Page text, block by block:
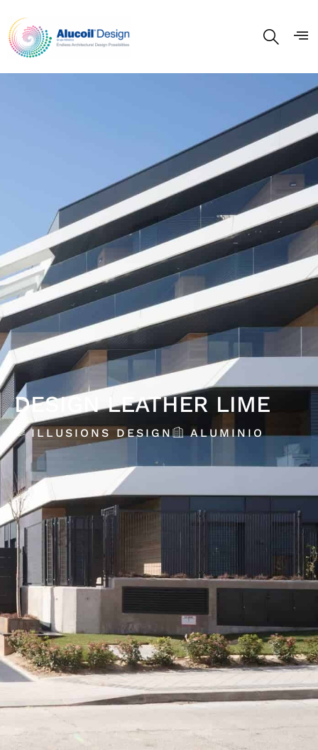
DESIGN LEATHER LIME
ILLUSIONS DESIGN ALUMINIO